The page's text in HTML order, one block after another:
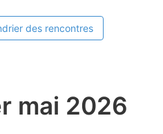
des rencontres
mai 2026